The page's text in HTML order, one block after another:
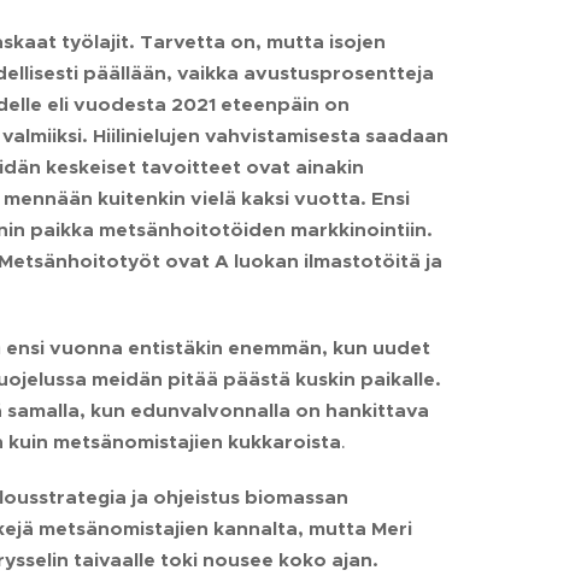
työlajit. Tarvetta on, mutta isojen
päällään, vaikka avustusprosentteja
eli vuodesta 2021 eteenpäin on
Hiilinielujen vahvistamisesta saadaan
keskeiset tavoitteet ovat ainakin
kuitenkin vielä kaksi vuotta. Ensi
paikka metsänhoitotöiden markkinointiin.
ovat A luokan ilmastotöitä ja
vuonna entistäkin enemmän, kun uudet
meidän pitää päästä kuskin paikalle.
kun edunvalvonnalla on hankittava
metsänomistajien kukkaroista.
ja ohjeistus biomassan
metsänomistajien kannalta, mutta Meri
taivaalle toki nousee koko ajan.